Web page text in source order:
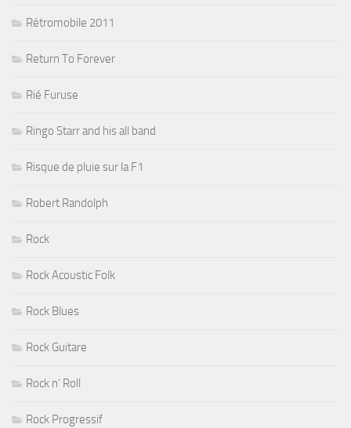
Rétromobile 2011
Return To Forever
Rié Furuse
Ringo Starr and his all band
Risque de pluie sur la F1
Robert Randolph
Rock
Rock Acoustic Folk
Rock Blues
Rock Guitare
Rock n' Roll
Rock Progressif